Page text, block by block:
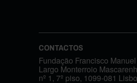
CONTACTOS
Fundação Francisco
Largo Monterroio
nº 1, 7º piso, 1099-081